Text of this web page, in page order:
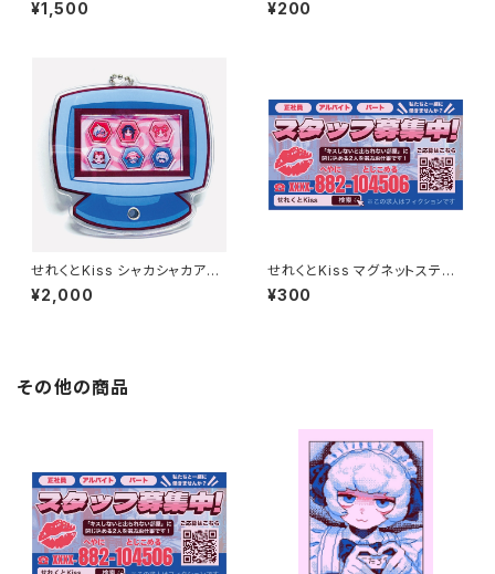
¥1,500 ¥200
せれくとKiss シャカシャカアク
キー
¥2,000
せれくとKiss マグネットステッ
カー
¥300
その他の商品